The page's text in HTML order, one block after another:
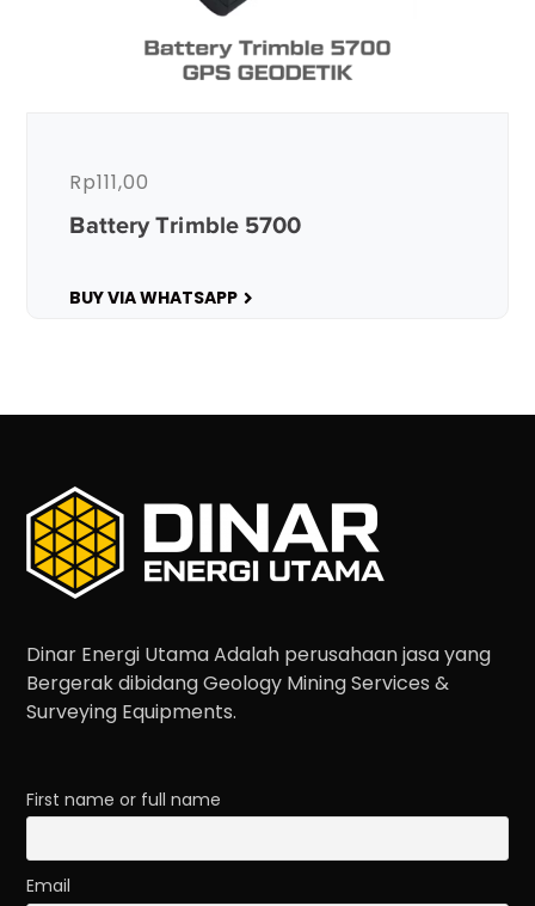
Battery Trimble 5700
Rp111,00
BUY VIA WHATSAPP
Dinar Energi Utama Adalah perusahaan jasa yang
Bergerak dibidang Geology Mining Services &
Surveying Equipments.
First name or full name
Email